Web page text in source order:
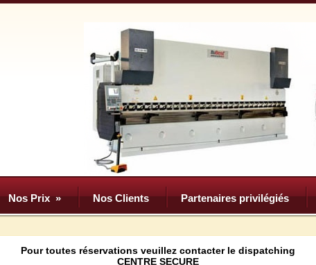
Nos Prix» Nos Clients Partenaires privilégiés
Pour toutes réservations veuillez contacter le dispatching
CENTRE SECURE